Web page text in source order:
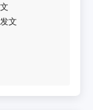
文